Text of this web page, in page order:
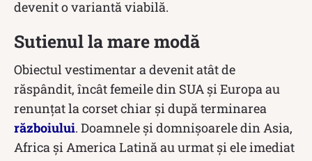
devenit o variantă viabilă.
Sutienul la mare modă
Obiectul vestimentar a devenit atât de
răspândit, încât femeile din SUA și Europa au
renunțat la corset chiar și după terminarea
războiului. Doamnele și domnișoarele din Asia,
Africa şi America Latină au urmat şi ele imediat